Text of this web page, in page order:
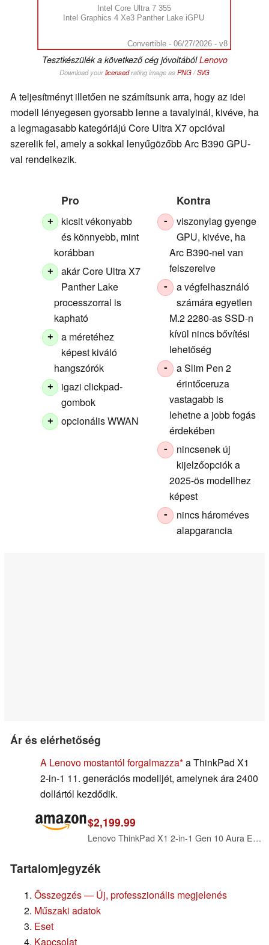
Intel Core Ultra 7 355
Intel Graphics 4 Xe3 Panther Lake iGPU
Convertible - 06/27/2026 - v8
Tesztkészülék a következő cég jóvoltábólLenovo
Download yourlicensedrating image as PNG/SVG
A teljesítményt illetően ne számítsunk arra, hogy az idei
modell lényegesen gyorsabb lenne a tavalyinál, kivéve, ha
a legmagasabb kategóriájú Core Ultra X7 opcióval
szerelik fel, amely a sokkal lenyűgözőbb Arc B390 GPU-
val rendelkezik.
Pro
+
kicsit vékonyabb
és könnyebb, mint
korábban
+
akár Core Ultra X7
Panther Lake
processzorral is
kapható
+
a méretéhez
képest kiváló
hangszórók
+
igazi clickpad-
gombok
+ opcionális WWAN
Kontra
-
viszonylag gyenge
GPU, kivéve, ha
Arc B390-nel van
felszerelve
-
a végfelhasználó
számára egyetlen
M.2 2280-as SSD-n
kívül nincs bővítési
lehetőség
-
a Slim Pen 2
érintőceruza
vastagabb is
lehetne a jobb fogás
érdekében
-
nincsenek új
kijelzőopciók a
2025-ös modellhez
képest
-
nincs hároméves
alapgarancia
Ár és elérhetőség
A Lenovo mostantól forgalmazza a ThinkPad X1
2-in-1 11. generációs modelljét, amelynek ára 2400
dollártól kezdődik.
$2,199.99
Lenovo ThinkPad X1 2-in-1 Gen 10 Aura Edition wCore Ultra 7 268V, 14” Touch
Tartalomjegyzék
Összegzés — Új, professzionális megjelenés
Műszaki adatok
Eset
Kapcsolat